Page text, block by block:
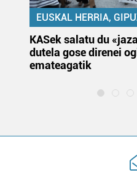
EUSKAL HERRIA,
KASek salatu du
dutela gose direnei
emateagatik